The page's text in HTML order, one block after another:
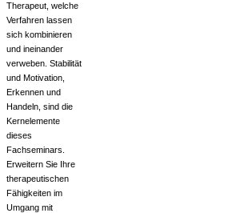
Therapeut, welche
Verfahren lassen
sich kombinieren
und ineinander
verweben. Stabilität
und Motivation,
Erkennen und
Handeln, sind die
Kernelemente
dieses
Fachseminars.
Erweitern Sie Ihre
therapeutischen
Fähigkeiten im
Umgang mit